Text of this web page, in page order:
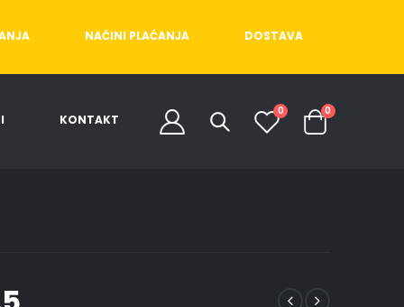
NAČINI PLAĆANJA DOSTAVA
KONTAKT
0 0